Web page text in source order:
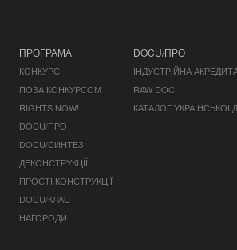
ПРОГРАМА
КОНКУРС
ПОЗА КОНКУРСОМ
RIGHTS NOW!
DOCU/ПРО
DOCU/СИНТЕЗ
ДЕКОНСТРУКЦІЇ
ПРОСТІ КОНСТРУКЦІЇ
DOCU/КЛАС
НАГОРОДИ
DOCU/ПРО
ІНДУСТРІЙНА
RAW DOC
КАТАЛОГ